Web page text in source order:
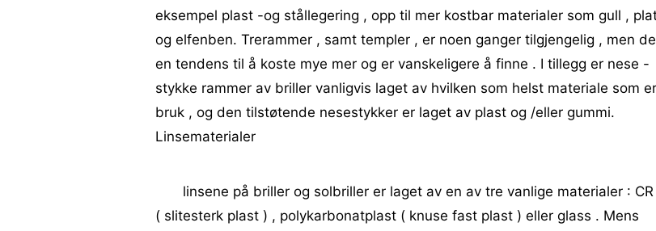
eksempel plast -og stållegering , opp til mer kostbar materialer som gull ,
og elfenben. Trerammer , samt templer , er noen ganger tilgjengelig , men
en tendens til å koste mye mer og er vanskeligere å finne . I tillegg er nese -
stykke rammer av briller vanligvis laget av hvilken som helst materiale som
bruk , og den tilstøtende nesestykker er laget av plast og /eller gummi.
Linsematerialer
linsene på briller og solbriller er laget av en av tre vanlige materialer :
( slitesterk plast ) , polykarbonatplast ( knuse fast plast ) eller glass . Mens